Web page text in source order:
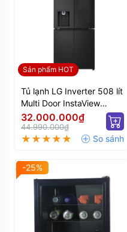
Sản phẩm HOT
Tủ lạnh LG Inverter 508 lít
Multi Door InstaView
LFI50BLMAI
32.000.000₫
44.990.000₫
-25%